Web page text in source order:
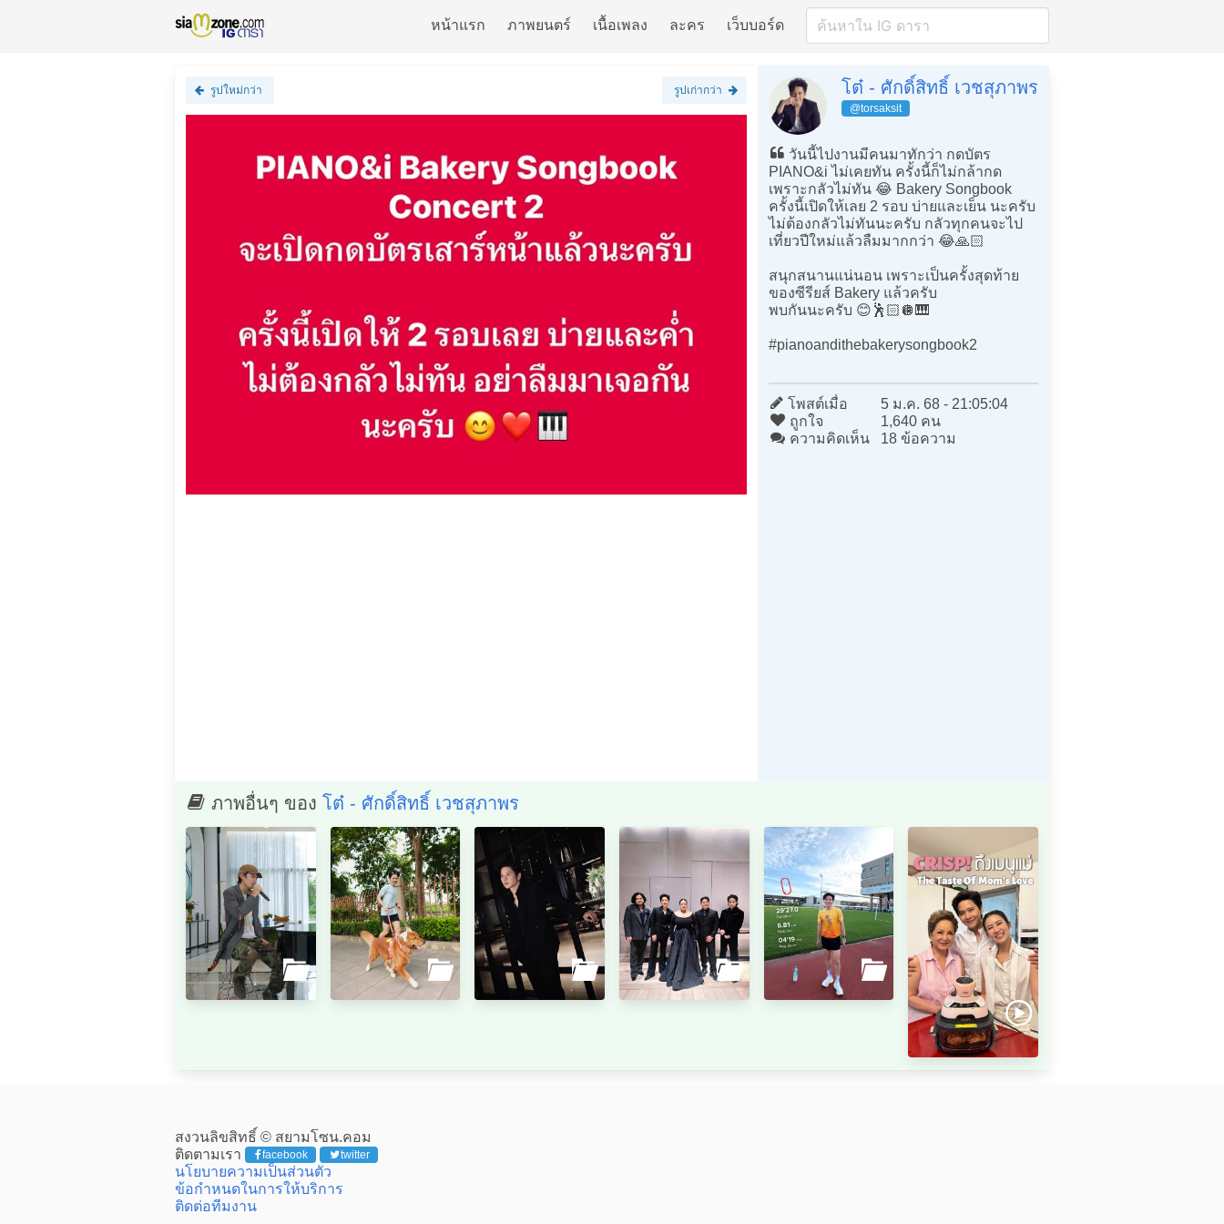
หน้าแรก ภาพยนตร์ เนื้อเพลง ละคร เว็บบอร์ด
รูปใหม่กว่า รูปเก่ากว่า โต๋ - ศักดิ์สิทธิ์ เวชสุภาพร
@torsaksit
วันนี้ไปงานมีคนมาทักว่า กดบัตร
PIANO&i ไม่เคยทัน ครั้งนี้ก็ไม่กล้ากด
เพราะกลัวไม่ทัน 😂 Bakery Songbook
ครั้งนี้เปิดให้เลย 2 รอบ บ่ายและเย็น นะครับ
ไม่ต้องกลัวไม่ทันนะครับ กลัวทุกคนจะไป
เที่ยวปีใหม่แล้วลืมมากกว่า 😂🙏🏻
สนุกสนานแน่นอน เพราะเป็นครั้งสุดท้าย
ของซีรียส์ Bakery แล้วครับ
พบกันนะครับ 😊🕺🏻🪩🎹
#pianoandithebakerysongbook2
โพสต์เมื่อ
5 ม.ค. 68 - 21:05:04
ถูกใจ
1,640 คน
ความคิดเห็น
18 ข้อความ
ภาพอื่นๆ ของโต๋ - ศักดิ์สิทธิ์ เวชสุภาพร
สงวนลิขสิทธิ์ © สยามโซน.คอม
ติดตามเรา
facebook twitter
นโยบายความเป็นส่วนตัว
ข้อกำหนดในการให้บริการ
ติดต่อทีมงาน